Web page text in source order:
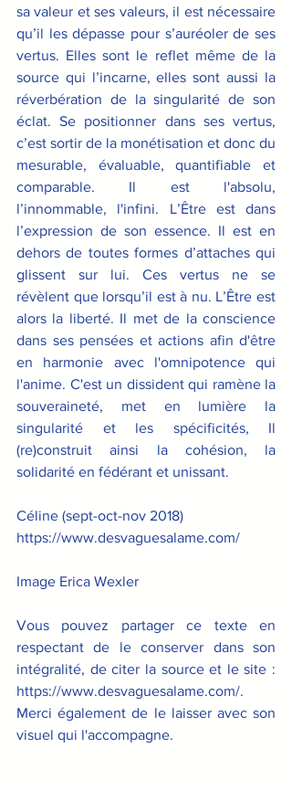
sa valeur et ses valeurs, il est nécessaire
qu’il les dépasse pour s’auréoler de ses
vertus. Elles sont le reflet même de la
source qui l’incarne, elles sont aussi la
réverbération de la singularité de son
éclat. Se positionner dans ses vertus,
c’est sortir de la monétisation et donc du
mesurable, évaluable, quantifiable et
comparable. Il est l'absolu,
l’innommable, l'infini. L’Être est dans
l’expression de son essence. Il est en
dehors de toutes formes d’attaches qui
glissent sur lui. Ces vertus ne se
révèlent que lorsqu’il est à nu. L’Être est
alors la liberté. Il met de la conscience
dans ses pensées et actions afin d'être
en harmonie avec l'omnipotence qui
l'anime. C'est un dissident qui ramène la
souveraineté, met en lumière la
singularité et les spécificités, Il
(re)construit ainsi la cohésion, la
solidarité en fédérant et unissant.
Céline (sept-oct-nov 2018)
https://www.desvaguesalame.com/
Image Erica Wexler
Vous pouvez partager ce texte en
respectant de le conserver dans son
intégralité, de citer la source et le site :
https://www.desvaguesalame.com/.
Merci également de le laisser avec son
visuel qui l'accompagne.